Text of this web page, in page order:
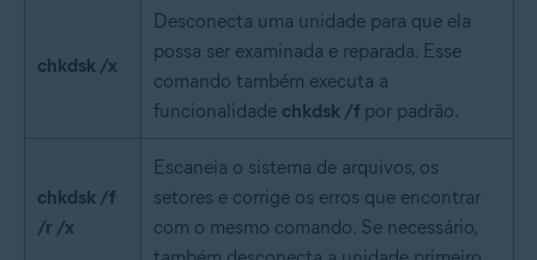
chkdsk /x
Desconecta uma unidade para que ela
possa ser examinada e reparada. Esse
comando também executa a
funcionalidade chkdsk /f por padrão.
chkdsk /f
/r /x
Escaneia o sistema de arquivos, os
setores e corrige os erros que encontrar
com o mesmo comando. Se necessário,